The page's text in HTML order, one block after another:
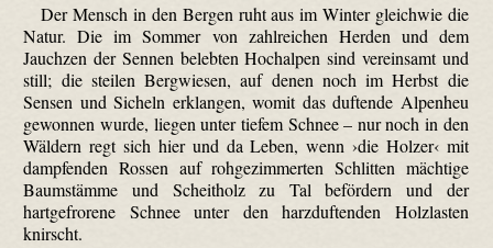
Der Mensch in den Bergen ruht aus im Winter gleichwie die
Natur. Die im Sommer von zahlreichen Herden und dem
Jauchzen der Sennen belebten Hochalpen sind vereinsamt und
still; die steilen Bergwiesen, auf denen noch im Herbst die
Sensen und Sicheln erklangen, womit das duftende Alpenheu
gewonnen wurde, liegen unter tiefem Schnee – nur noch in den
Wäldern regt sich hier und da Leben, wenn ›die Holzer‹ mit
dampfenden Rossen auf rohgezimmerten Schlitten mächtige
Baumstämme und Scheitholz zu Tal befördern und der
hartgefrorene Schnee unter den harzduftenden Holzlasten
knirscht.